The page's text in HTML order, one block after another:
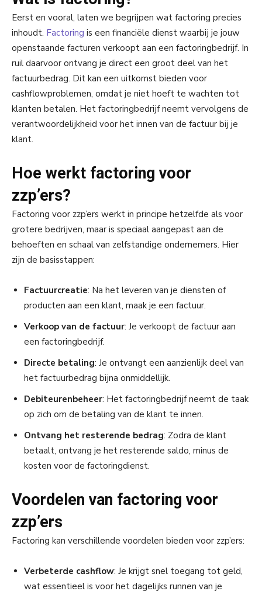
Eerst en vooral, laten we begrijpen wat factoring precies
inhoudt. Factoring is een financiële dienst waarbij je jouw
openstaande facturen verkoopt aan een factoringbedrijf. In
ruil daarvoor ontvang je direct een groot deel van het
factuurbedrag. Dit kan een uitkomst bieden voor
cashflowproblemen, omdat je niet hoeft te wachten tot
klanten betalen. Het factoringbedrijf neemt vervolgens de
verantwoordelijkheid voor het innen van de factuur bij je
klant.
Hoe werkt factoring voor
zzp’ers?
Factoring voor zzp’ers werkt in principe hetzelfde als voor
grotere bedrijven, maar is speciaal aangepast aan de
behoeften en schaal van zelfstandige ondernemers. Hier
zijn de basisstappen:
Factuurcreatie: Na het leveren van je diensten of
producten aan een klant, maak je een factuur.
Verkoop van de factuur: Je verkoopt de factuur aan
een factoringbedrijf.
Directe betaling: Je ontvangt een aanzienlijk deel van
het factuurbedrag bijna onmiddellijk.
Debiteurenbeheer: Het factoringbedrijf neemt de taak
op zich om de betaling van de klant te innen.
Ontvang het resterende bedrag: Zodra de klant
betaalt, ontvang je het resterende saldo, minus de
kosten voor de factoringdienst.
Voordelen van factoring voor
zzp’ers
Factoring kan verschillende voordelen bieden voor zzp’ers:
Verbeterde cashflow: Je krijgt snel toegang tot geld,
wat essentieel is voor het dagelijks runnen van je